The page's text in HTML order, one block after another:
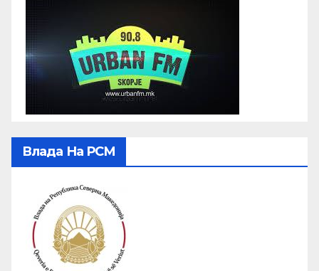
Влада На РСМ